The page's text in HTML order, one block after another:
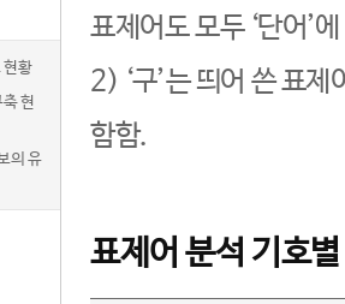
현황
현
의 유
표제어도 모두 ‘단어’
2) ‘구’는 띄어 쓴 표
함함.
표제어 분석 기호